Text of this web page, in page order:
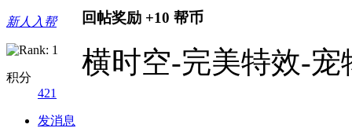
新人入帮
积分
421
发消息
回帖奖励 +10 帮币
横时空-完美特效-宠